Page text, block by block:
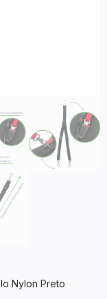
Nylon Preto